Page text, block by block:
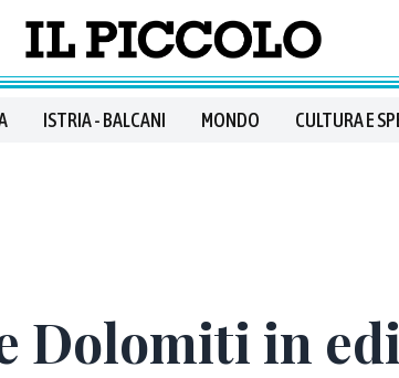
ISTRIA - BALCANI MONDO CULTURA E
Dolomiti in